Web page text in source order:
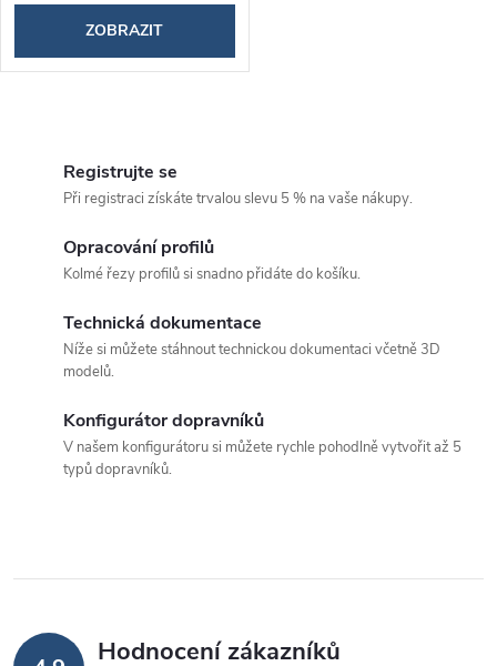
ZOBRAZIT
k
v
Registrujte se
Při registraci získáte trvalou slevu 5 % na vaše nákupy.
Opracování profilů
Kolmé řezy profilů si snadno přidáte do košíku.
Technická dokumentace
Níže si můžete stáhnout technickou dokumentaci včetně 3D
modelů.
Konfigurátor dopravníků
V našem konfigurátoru si můžete rychle pohodlně vytvořit až 5
typů dopravníků.
Hodnocení zákazníků